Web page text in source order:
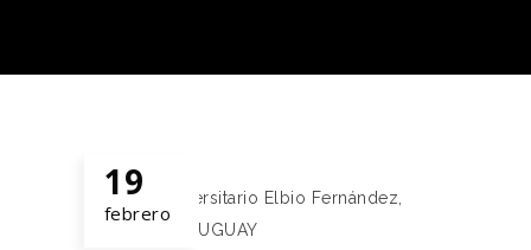
19
febrero
Instituto Universitario Elbio Fernández
IUEF URUGUAY